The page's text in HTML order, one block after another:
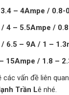
– 4Ampe / 0.8-
4 – 5.5Ampe /
6.5 – 9A / 1 –
15Ampe / 1.8 –
vấn đề liên
Trần Lê nhé.